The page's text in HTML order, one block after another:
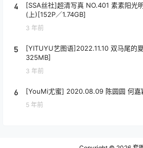
4
[SSA丝社]超清写真 NO.401 素素阳光
(上)[152P／1.74GB]
3 年前
5
[YITUYU艺图语]2022.11.10 双马尾的
325MB]
3 年前
6 [YouMi尤蜜] 2020.08.09 陈圆
5 年前